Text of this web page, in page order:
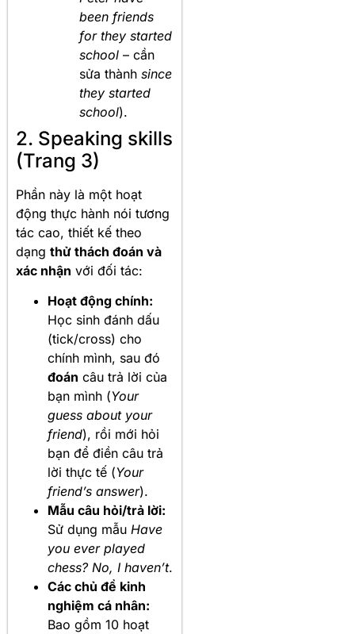
been friends
for they started
school – cần
sửa thành since
they started
school).
2. Speaking skills
(Trang 3)
Phần này là một hoạt
động thực hành nói tương
tác cao, thiết kế theo
dạng thử thách đoán và
xác nhận với đối tác:
Hoạt động chính:
Học sinh đánh dấu
(tick/cross) cho
chính mình, sau đó
đoán câu trả lời của
bạn mình (Your
guess about your
friend), rồi mới hỏi
bạn để điền câu trả
lời thực tế (Your
friend’s answer).
Mẫu câu hỏi/trả lời:
Sử dụng mẫu Have
you ever played
chess? No, I haven’t.
Các chủ đề kinh
nghiệm cá nhân:
Bao gồm 10 hoạt